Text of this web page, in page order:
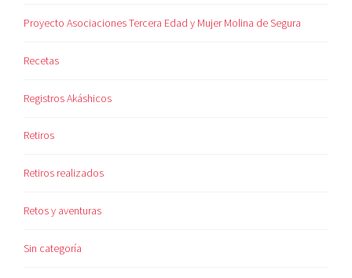
Proyecto Asociaciones Tercera Edad y Mujer Molina de Segura
Recetas
Registros Akáshicos
Retiros
Retiros realizados
Retos y aventuras
Sin categoría